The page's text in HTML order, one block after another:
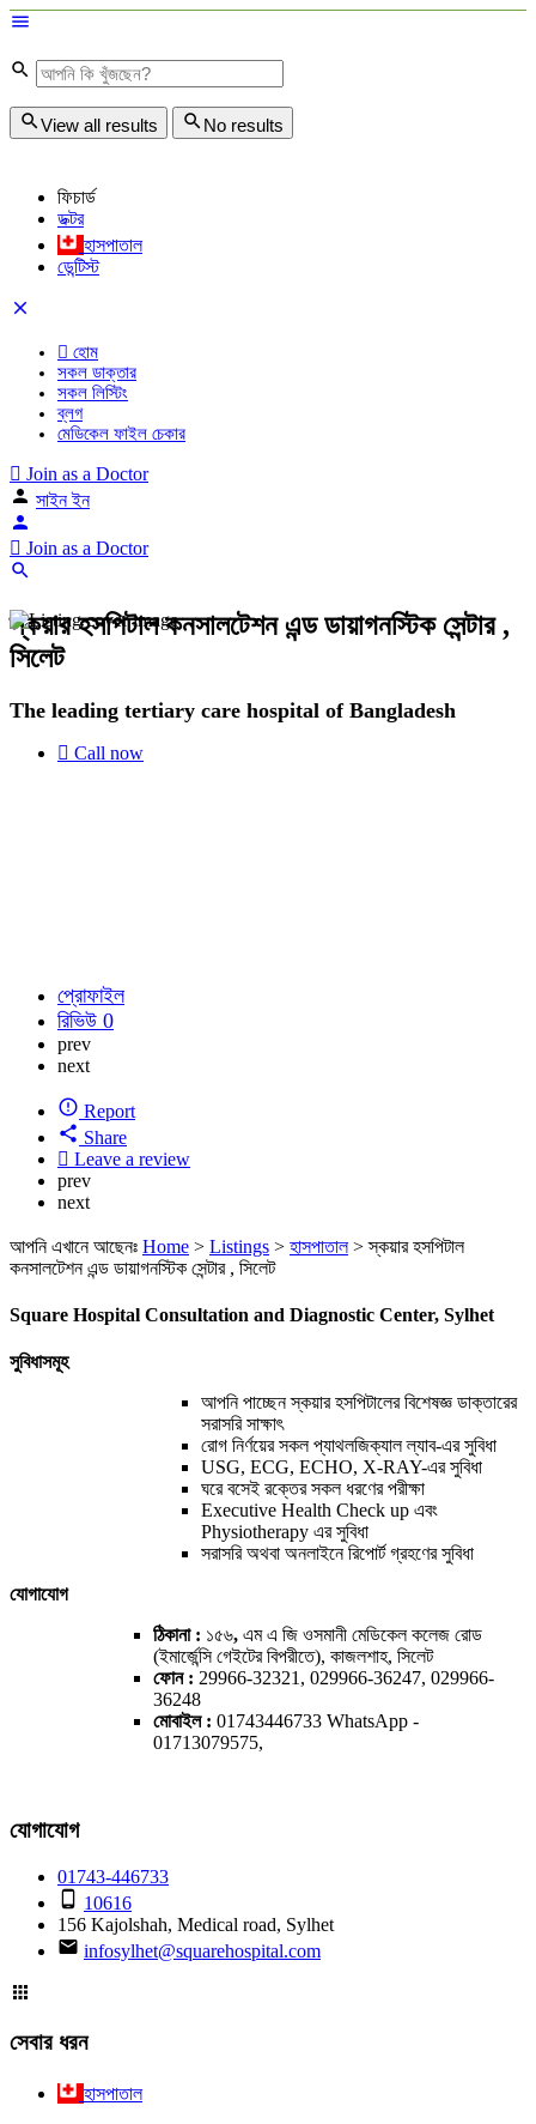
View all results No results
ফিচার্ড
ডক্টর
হাসপাতাল
ডেন্টিস্ট
হোম
সকল ডাক্তার
সকল লিস্টিং
ব্লগ
মেডিকেল ফাইল চেকার
Join as a Doctor
সাইন ইন
Join as a Doctor
স্কয়ার হসপিটাল কনসালটেশন এন্ড ডায়াগনস্টিক সেন্টার ,
সিলেট
The leading tertiary care hospital of Bangladesh
Call now
প্রোফাইল
রিভিউ 0
prev
next
Report
Share
Leave a review
prev
next
আপনি এখানে আছেনঃ Home > Listings > হাসপাতাল>স্কয়ার হসপিটাল
কনসালটেশন এন্ড ডায়াগনস্টিক সেন্টার , সিলেট
Square Hospital Consultation and Diagnostic Center, Sylhet
সুবিধাসমূহ
আপনি পাচ্ছেন স্কয়ার হসপিটালের বিশেষজ্ঞ ডাক্তারের
সরাসরি সাক্ষাৎ
রোগ নির্ণয়ের সকল প্যাথলজিক্যাল ল্যাব-এর সুবিধা
USG, ECG, ECHO, X-RAY-এর সুবিধা
ঘরে বসেই রক্তের সকল ধরণের পরীক্ষা
Executive Health Check up এবং
Physiotherapy এর সুবিধা
সরাসরি অথবা অনলাইনে রিপোর্ট গ্রহণের সুবিধা
যোগাযোগ
ঠিকানা : ১৫৬, এম এ জি ওসমানী মেডিকেল কলেজ রোড
(ইমার্জেন্সি গেইটের বিপরীতে), কাজলশাহ, সিলেট
ফোন : 29966-32321, 029966-36247, 029966-
36248
মোবাইল : 01743446733 WhatsApp -
01713079575,
যোগাযোগ
01743-446733
10616
156 Kajolshah, Medical road, Sylhet
infosylhet@squarehospital.com
সেবার ধরন
হাসপাতাল